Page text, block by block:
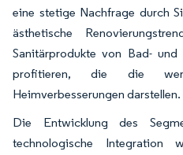
eine stetige Nachfrage durch
ästhetische
Sanitärprodukte von Bad- und
profitieren, die die
Heimverbesserungen darstellen.
Die Entwicklung des
technologische Integration